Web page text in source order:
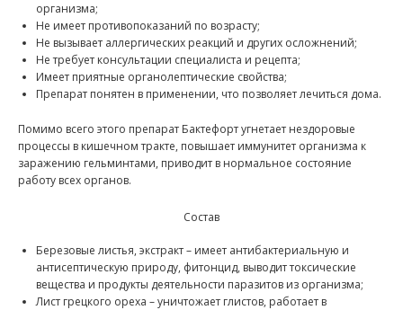
организма;
Не имеет противопоказаний по возрасту;
Не вызывает аллергических реакций и других осложнений;
Не требует консультации специалиста и рецепта;
Имеет приятные органолептические свойства;
Препарат понятен в применении, что позволяет лечиться дома.
Помимо всего этого препарат Бактефорт угнетает нездоровые
процессы в кишечном тракте, повышает иммунитет организма к
заражению гельминтами, приводит в нормальное состояние
работу всех органов.
Состав
Березовые листья, экстракт – имеет антибактериальную и
антисептическую природу, фитонцид, выводит токсические
вещества и продукты деятельности паразитов из организма;
Лист грецкого ореха – уничтожает глистов, работает в